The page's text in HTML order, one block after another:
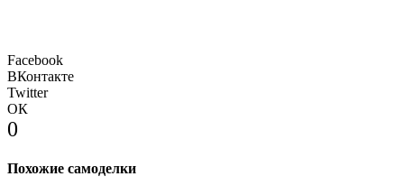
Facebook
ВКонтакте
Twitter
ОК
0
Похожие самоделки